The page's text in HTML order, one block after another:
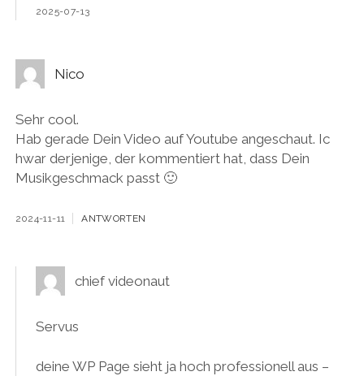
2025-07-13
Nico
Sehr cool.
Hab gerade Dein Video auf Youtube angeschaut. Ic
hwar derjenige, der kommentiert hat, dass Dein
Musikgeschmack passt 🙂
2024-11-11 ANTWORTEN
chief videonaut
Servus
deine WP Page sieht ja hoch professionell aus –